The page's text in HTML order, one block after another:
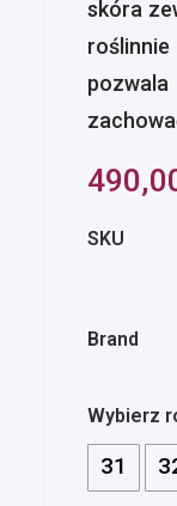
skóra
SKU
Brand
Wybierz
31